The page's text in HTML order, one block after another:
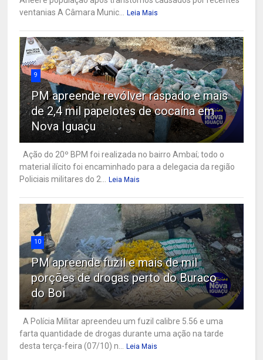
ventanias A Câmara Munic...
Leia Mais
9
PM apreende revólver raspado e mais
de 2,4 mil papelotes de cocaína em
Nova Iguaçu
Ação do 20º BPM foi realizada no bairro Ambaí; todo o
material ilícito foi encaminhado para a delegacia da região
Policiais militares do 2...
Leia Mais
10
PM apreende fuzil e mais de mil
porções de drogas perto do Buraco
do Boi
A Polícia Militar apreendeu um fuzil calibre 5.56 e uma
farta quantidade de drogas durante uma ação na tarde
desta terça-feira (07/10) n...
Leia Mais